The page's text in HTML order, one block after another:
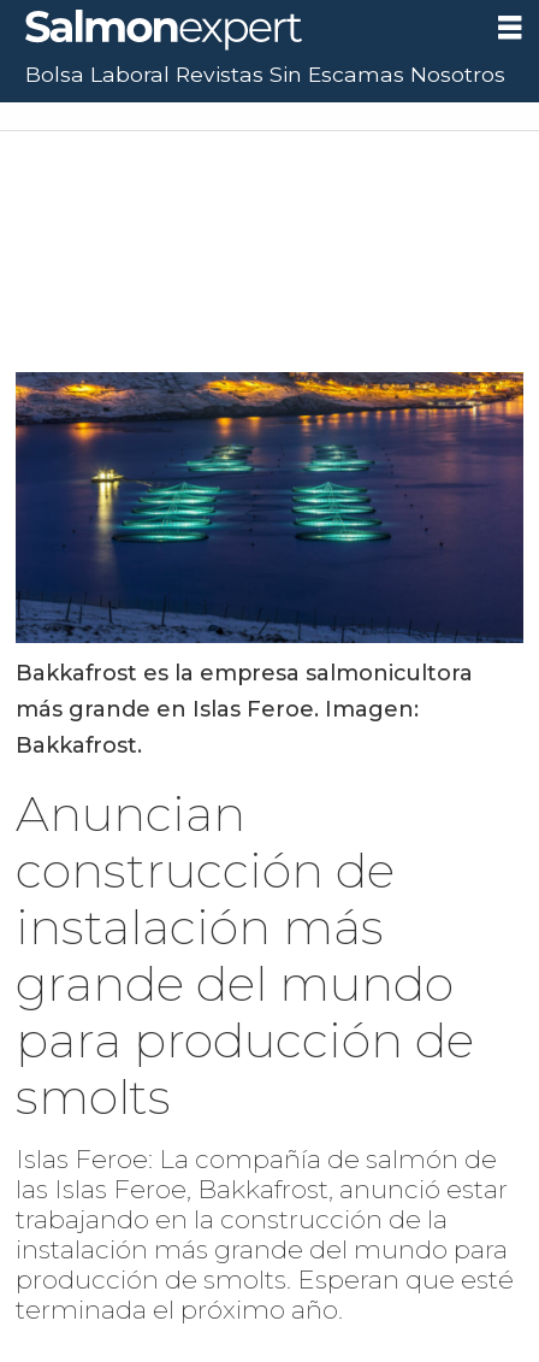
Bakkafrost es la empresa salmonicultora
más grande en Islas Feroe. Imagen:
Bakkafrost.
Anuncian
construcción de
instalación más
grande del mundo
para producción de
smolts
Islas Feroe: La compañía de salmón de
las Islas Feroe, Bakkafrost, anunció estar
trabajando en la construcción de la
instalación más grande del mundo para
producción de smolts. Esperan que esté
terminada el próximo año.
Bolsa Laboral Revistas Sin Escamas Nosotros